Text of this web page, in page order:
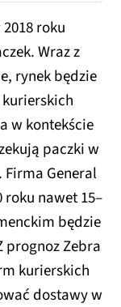
roku
Wraz z
rynek będzie
kurierskich
w kontekście
paczki w
Firma General
roku nawet 15–
będzie
prognoz Zebra
kurierskich
dostawy w